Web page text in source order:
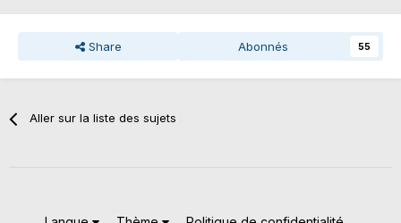
Share Abonnés 55
Aller sur la liste des sujets